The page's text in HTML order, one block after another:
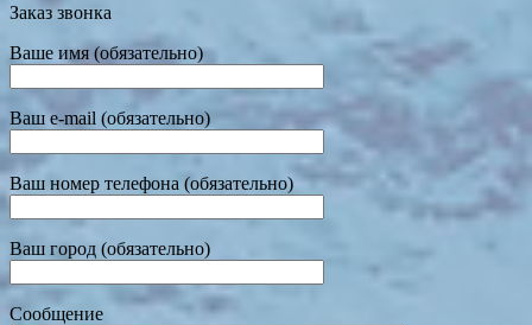
Заказ звонка
Ваше имя (обязательно)
Ваш e-mail (обязательно)
Ваш номер телефона (обязательно)
Ваш город (обязательно)
Сообщение